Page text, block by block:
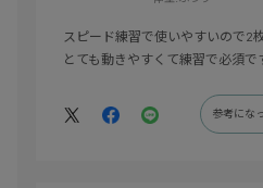
スピード練習で使いやすいので2
とても動きやすくて練習で必須で
参考にな